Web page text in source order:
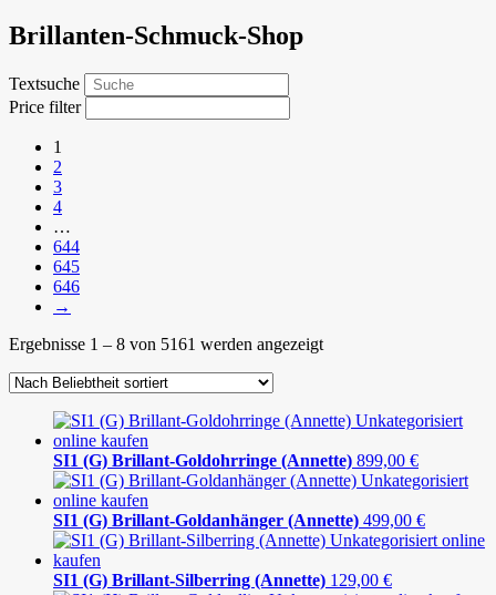
Brillanten-Schmuck-Shop
Textsuche
Price filter
1
2
3
4
…
644
645
646
→
Ergebnisse 1 – 8 von 5161 werden angezeigt
SI1 (G) Brillant-Goldohrringe (Annette) 899,00 €
SI1 (G) Brillant-Goldanhänger (Annette) 499,00 €
SI1 (G) Brillant-Silberring (Annette) 129,00 €